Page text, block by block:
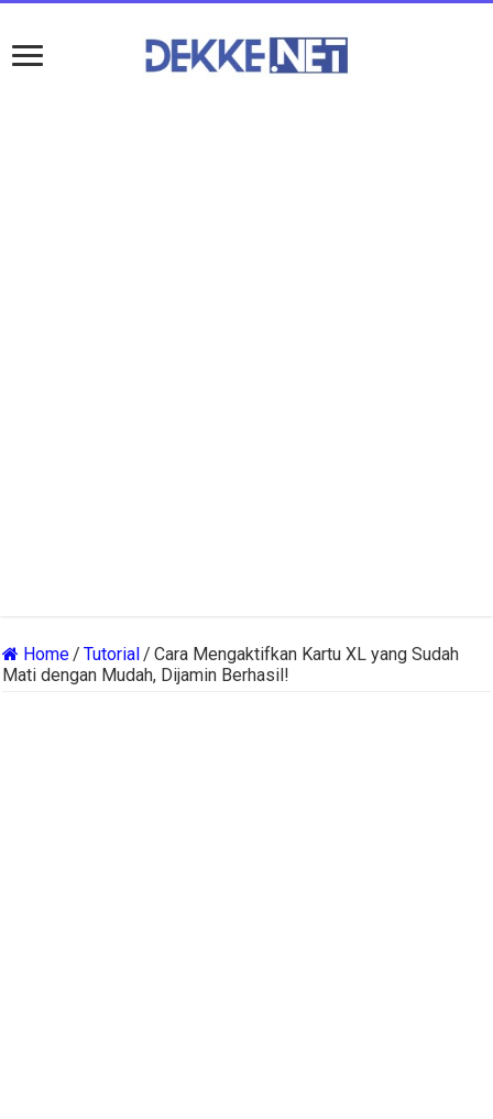
Home/ Tutorial/ Cara Mengaktifkan Kartu XL yang Sudah
Mati dengan Mudah, Dijamin Berhasil!